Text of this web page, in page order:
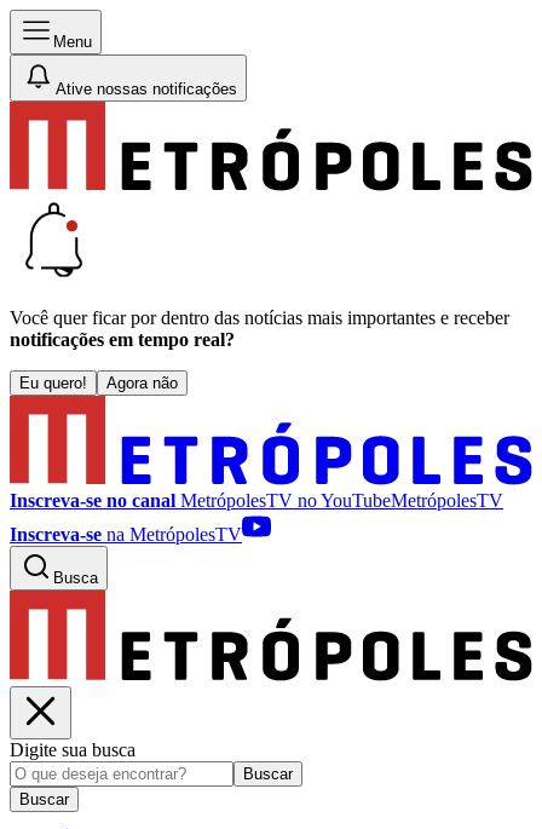
Menu
Ative nossas notificações
Você quer ficar por dentro das notícias mais importantes e receber
notificações em tempo real?
Eu quero! Agora não
Inscreva-se no canal MetrópolesTV noYouTubeMetrópolesTV
Inscreva-se na MetrópolesTV
Busca
Digite sua busca
Buscar
Buscar